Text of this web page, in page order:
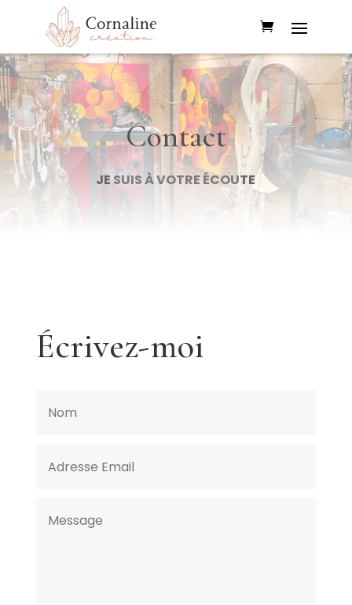
Contact
JE SUIS À VOTRE ÉCOUTE
Écrivez-moi